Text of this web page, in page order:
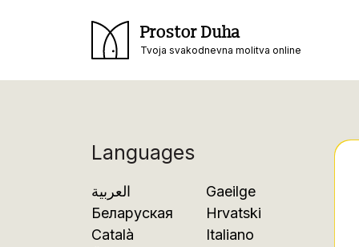
Prostor Duha
Tvoja svakodnevna molitva online
Languages
العربية
Беларуская
Català
Gaeilge
Hrvatski
Italiano